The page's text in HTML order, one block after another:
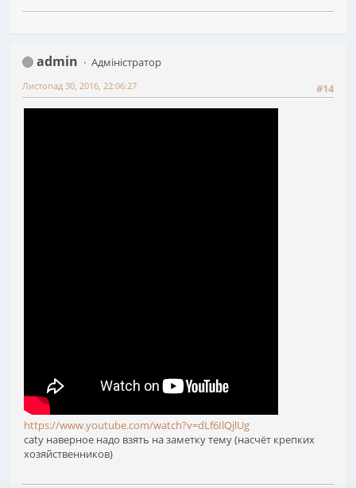
admin
Адміністратор
#14
Листопад 30, 2016, 22:06:27
https://www.youtube.com/watch?v=dLf6IlQjlUg
catу наверное надо взять на заметку тему (насчёт крепких
хозяйственников)